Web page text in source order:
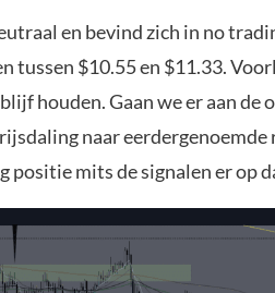
en bevind zich in no
tussen $10.55 en $11.33.
houden. Gaan we er aan de
naar eerdergenoemde
positie mits de signalen er op